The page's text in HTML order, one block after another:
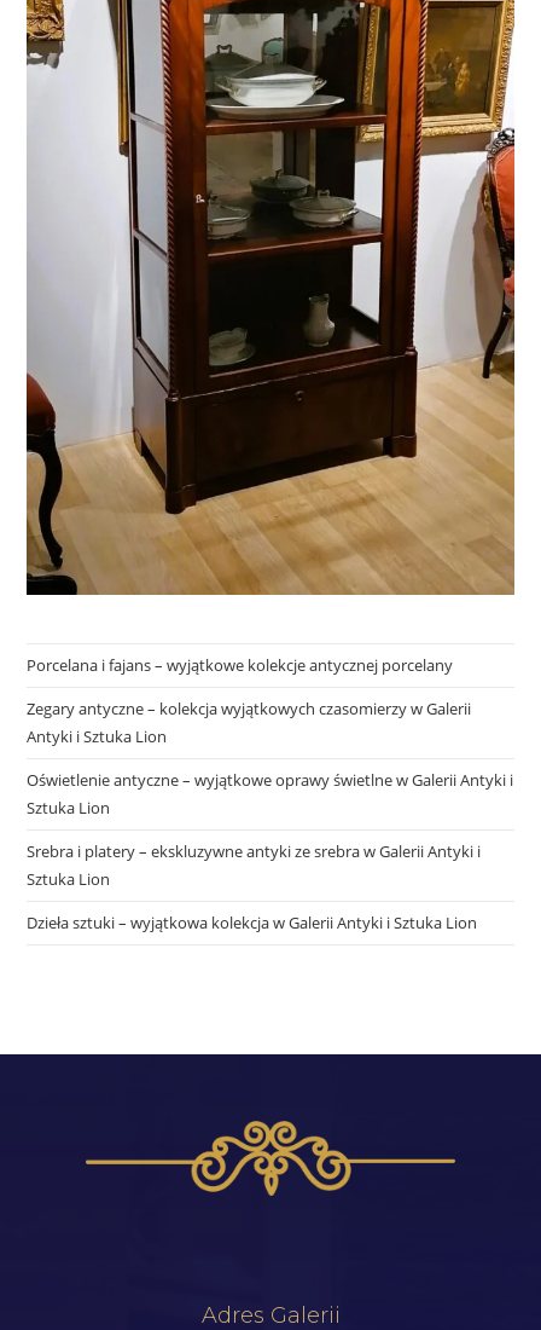
Porcelana i fajans – wyjątkowe kolekcje antycznej porcelany
Zegary antyczne – kolekcja wyjątkowych czasomierzy w Galerii
Antyki i Sztuka Lion
Oświetlenie antyczne – wyjątkowe oprawy świetlne w Galerii Antyki i
Sztuka Lion
Srebra i platery – ekskluzywne antyki ze srebra w Galerii Antyki i
Sztuka Lion
Dzieła sztuki – wyjątkowa kolekcja w Galerii Antyki i Sztuka Lion
Adres Galerii